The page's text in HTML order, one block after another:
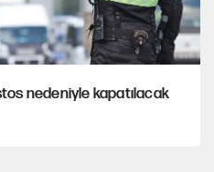
nedeniyle kapatılacak